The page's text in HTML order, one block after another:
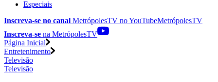
Especiais
Inscreva-se no canal MetrópolesTV noYouTubeMetrópolesTV
Inscreva-se na MetrópolesTV
Página Inicial
Entretenimento
Televisão
Televisão